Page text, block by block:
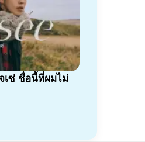
เซ่ ชื่อนี้ที่ผมไม่